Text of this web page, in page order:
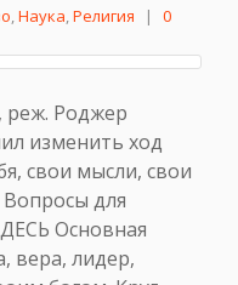
,Наука,Религия | 0
реж. Роджер
изменить ход
свои мысли, свои
для
Основная
вера, лидер,